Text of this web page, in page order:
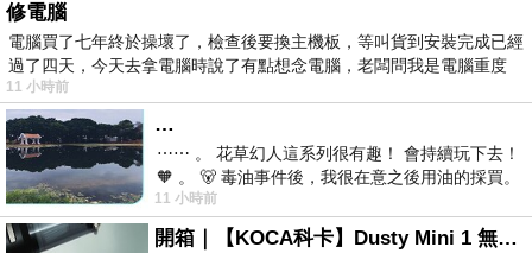
修電腦
電腦買了七年終於操壞了，檢查後要換主機板，等叫貨到安裝完成已經
過了四天，今天去拿電腦時說了有點想念電腦，老闆問我是電腦重度
11 小時前
…
⋯⋯ 。 花草幻人這系列很有趣！ 會持續玩下去！
🧡 。 🐻 毒油事件後，我很在意之後用油的採買。
前天購買了我之前就很愛
11 小時前
開箱｜【KOCA科卡】Dusty Mini 1 無線手持吸塵器